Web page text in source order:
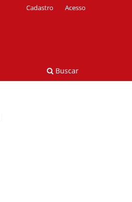
Buscar
Cadastro Acesso